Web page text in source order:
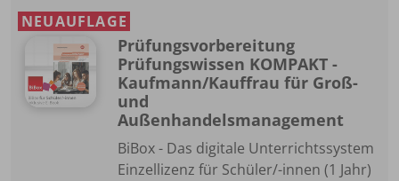
NEUAUFLAGE
Prüfungsvorbereitung
Prüfungswissen KOMPAKT -
Kaufmann/Kauffrau für Groß-
und
Außenhandelsmanagement
BiBox - Das digitale Unterrichtssystem
Einzellizenz für Schüler/-innen (1 Jahr)